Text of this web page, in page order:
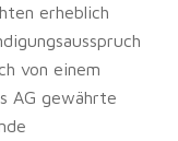
erheblich
von einem
AG gewährte